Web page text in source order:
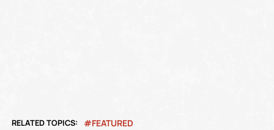
RELATED TOPICS: FEATURED